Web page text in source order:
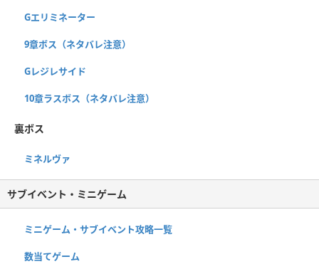
Gエリミネーター
9章ボス（ネタバレ注意）
Gレジレサイド
10章ラスボス（ネタバレ注意）
裏ボス
ミネルヴァ
サブイベント・ミニゲーム
ミニゲーム・サブイベント攻略一覧
数当てゲーム